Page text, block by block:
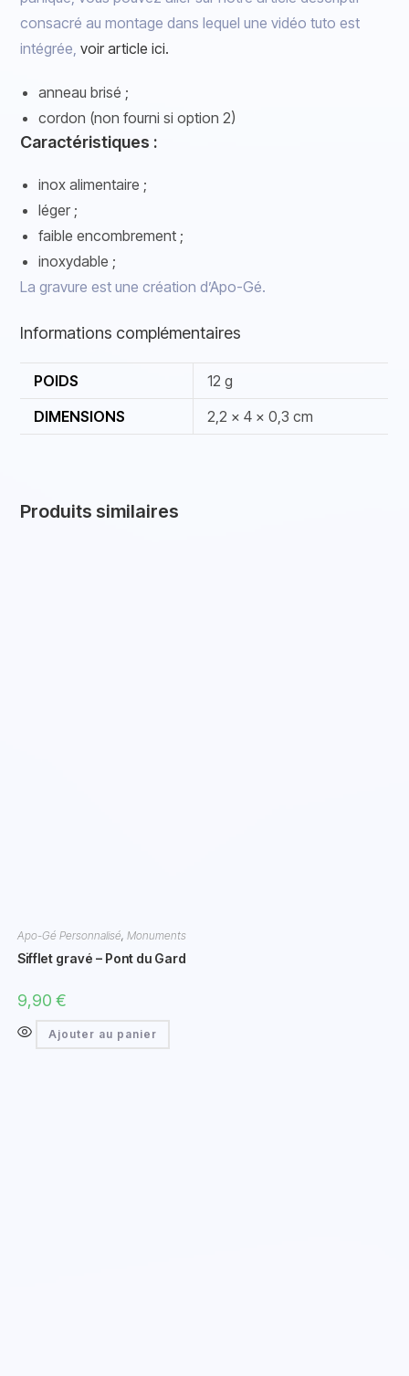
consacré au montage dans lequel une vidéo tuto est
intégrée,voir article ici.
anneau brisé ;
cordon (non fourni si option 2)
Caractéristiques :
inox alimentaire ;
léger ;
faible encombrement ;
inoxydable ;
La gravure est une création d’Apo-Gé.
Informations complémentaires
POIDS
12 g
DIMENSIONS
2,2 × 4 × 0,3 cm
Produits similaires
Apo-Gé Personnalisé, Monuments
Sifflet gravé – Pont du Gard
9,90 €
Ajouter au panier